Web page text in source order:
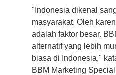
"Indonesia dikenal
masyarakat. Oleh
adalah faktor besar.
alternatif yang lebih
biasa di Indonesia,"
BBM Marketing